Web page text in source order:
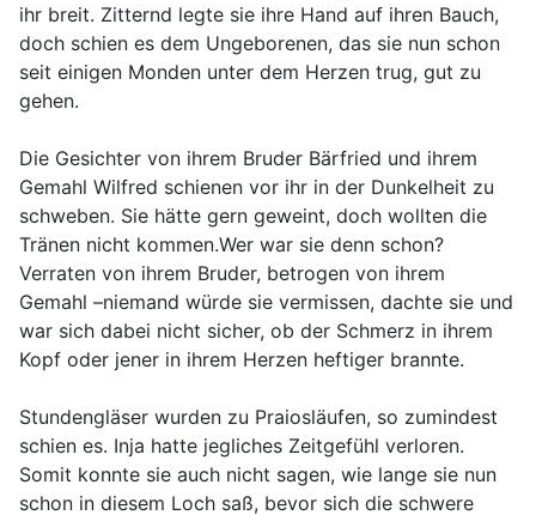
ihr breit. Zitternd legte sie ihre Hand auf ihren Bauch,
doch schien es dem Ungeborenen, das sie nun schon
seit einigen Monden unter dem Herzen trug, gut zu
gehen.
Die Gesichter von ihrem Bruder Bärfried und ihrem
Gemahl Wilfred schienen vor ihr in der Dunkelheit zu
schweben. Sie hätte gern geweint, doch wollten die
Tränen nicht kommen.Wer war sie denn schon?
Verraten von ihrem Bruder, betrogen von ihrem
Gemahl –niemand würde sie vermissen, dachte sie und
war sich dabei nicht sicher, ob der Schmerz in ihrem
Kopf oder jener in ihrem Herzen heftiger brannte.
Stundengläser wurden zu Praiosläufen, so zumindest
schien es. Inja hatte jegliches Zeitgefühl verloren.
Somit konnte sie auch nicht sagen, wie lange sie nun
schon in diesem Loch saß, bevor sich die schwere